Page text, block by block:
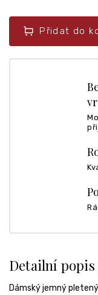
Přidat do
Detailní
Dámský jemný